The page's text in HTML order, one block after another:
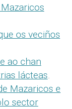
os veciños
ao chan
lácteas.
Mazaricos e
sector